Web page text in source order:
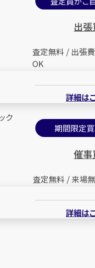
出
査定無料 / 出張
OK
詳細は
期間限定
催
査定無料 / 来場
詳細は